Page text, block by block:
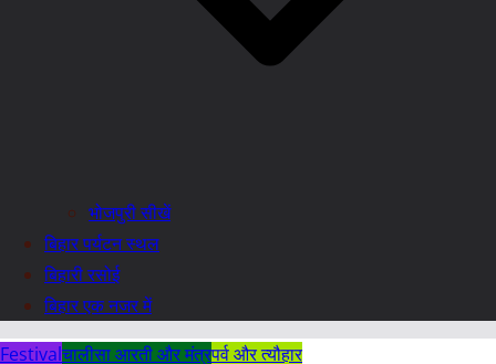
भोजपुरी सीखें
बिहार पर्यटन स्थल
बिहारी रसोई
बिहार एक नजर में
Festivalचालीसा आरती और मंत्रपर्व और त्यौहार